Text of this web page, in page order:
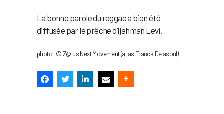
La bonne parole du reggae a bien été
diffusée par le prêche d’Ijahman Levi.
photo : © Z@ius Next Movement (alias Franck Delasoul)